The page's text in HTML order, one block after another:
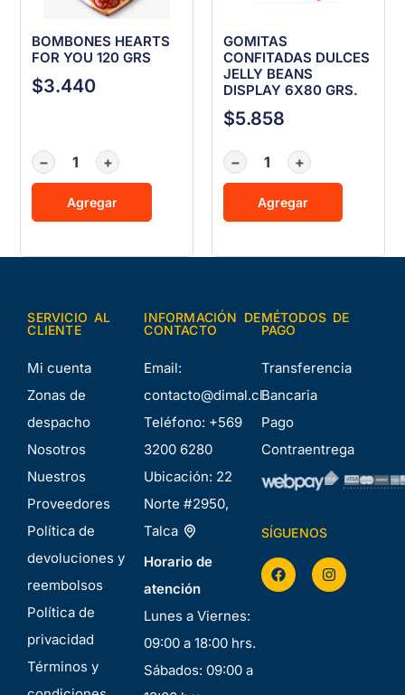
BOMBONES HEARTS
FOR YOU 120 GRS
$3.440
− +
Agregar
GOMITAS
CONFITADAS DULCES
JELLY BEANS
DISPLAY 6X80 GRS.
$5.858
− +
Agregar
SERVICIO AL
CLIENTE
Mi cuenta
Zonas de
despacho
Nosotros
Nuestros
Proveedores
Política de
devoluciones y
reembolsos
Política de
privacidad
Términos y
INFORMACIÓN DE
CONTACTO
Email:
contacto@dimal.cl
Teléfono: +569
3200 6280
Ubicación: 22
Norte #2950,
Talca
Horario de
atención
Lunes a Viernes:
09:00 a 18:00 hrs.
Sábados: 09:00 a
MÉTODOS DE
PAGO
Transferencia
Bancaria
Pago
Contraentrega
SÍGUENOS